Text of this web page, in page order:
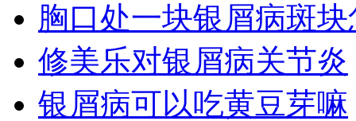
胸口处一块银屑病斑
修美乐对银屑病关节炎
银屑病可以吃黄豆芽嘛